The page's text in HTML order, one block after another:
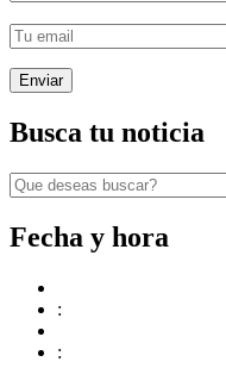
Busca tu noticia
Fecha y hora
:
: